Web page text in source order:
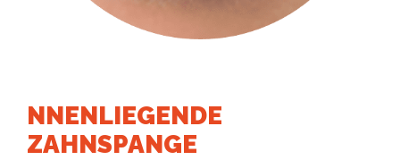
NNENLIEGENDE
ZAHNSPANGE